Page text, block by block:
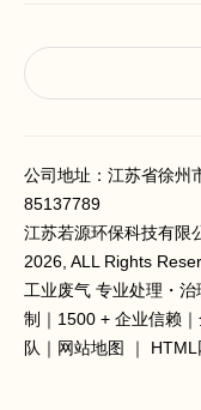
公司地址：江苏省徐州
85137789
江苏若源环保科技有限
2026, ALL Rights
工业废气 专业处理 ・
制｜1500 + 企业信赖
队｜ 网站地图 ｜ HTML